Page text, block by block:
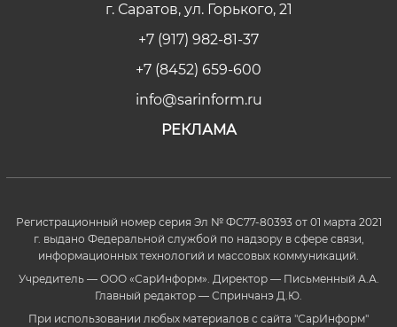
г. Саратов, ул. Горького, 21
+7 (917) 982-81-37
+7 (8452) 659-600
info@sarinform.ru
РЕКЛАМА
Регистрационный номер серия Эл № ФС77-80393 от 01 марта 2021
г. выдано Федеральной службой по надзору в сфере связи,
информационных технологий и массовых коммуникаций.
Учредитель — ООО «СарИнформ». Директор — Письменный А.А.
Главный редактор — Спринчанэ Д.Ю.
При использовании любых материалов с сайта "СарИнформ"